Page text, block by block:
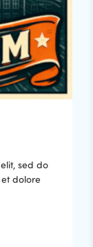
sed do
dolore